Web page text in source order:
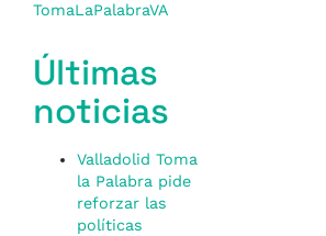
TomaLaPalabraVA
Últimas
noticias
Valladolid Toma
la Palabra pide
reforzar las
políticas